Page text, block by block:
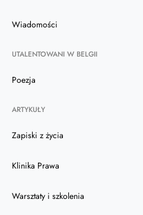
Wiadomości
UTALENTOWANI W BELGII
Poezja
ARTYKUŁY
Zapiski z życia
Klinika Prawa
Warsztaty i szkolenia